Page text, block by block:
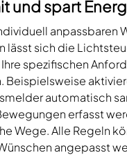
und spart
anpassbaren
lässt sich die
spezifischen
Beispielsweise
automatisch
erfasst
Wege. Alle Regeln
angepasst